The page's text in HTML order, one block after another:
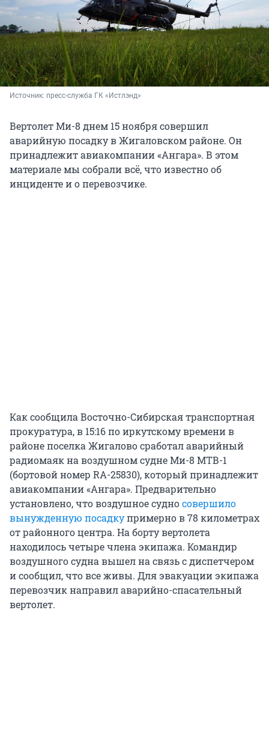
Источник: пресс-служба ГК «Истлэнд»
Вертолет Ми-8 днем 15 ноября совершил
аварийную посадку в Жигаловском районе. Он
принадлежит авиакомпании «Ангара». В этом
материале мы собрали всё, что известно об
инциденте и о перевозчике.
Как сообщила Восточно-Сибирская транспортная
прокуратура, в 15:16 по иркутскому времени в
районе поселка Жигалово сработал аварийный
радиомаяк на воздушном судне Ми-8 МТВ-1
(бортовой номер RA-25830), который принадлежит
авиакомпании «Ангара». Предварительно
установлено, что воздушное судносовершило
вынужденную посадкупримерно в 78 километрах
от районного центра. На борту вертолета
находилось четыре члена экипажа. Командир
воздушного судна вышел на связь с диспетчером
и сообщил, что все живы. Для эвакуации экипажа
перевозчик направил аварийно-спасательный
вертолет.